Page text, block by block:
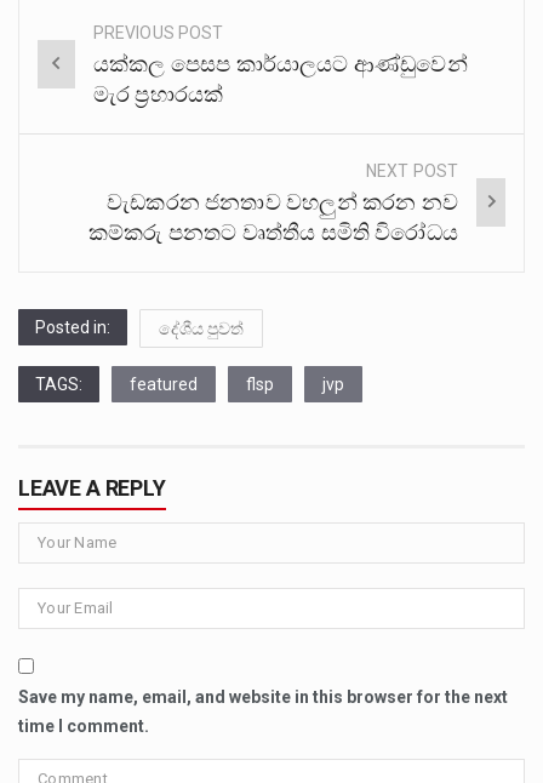
Post
navigation
PREVIOUS POST
යක්කල පෙසප කාර්යාලයට ආණ්ඩුවෙන්
මැර ප්‍රහාරයක්
NEXT POST
වැඩකරන ජනතාව වහලුන් කරන නව
කම්කරු පනතට වෘත්තීය සමිති විරෝධය
Posted in: දේශීය පුවත්
TAGS: featured flsp jvp
LEAVE A REPLY
Save my name, email, and website in this browser for the next
time I comment.